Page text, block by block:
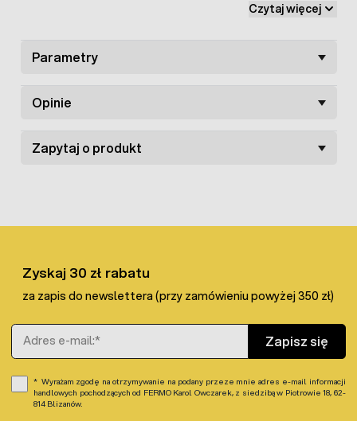
Oferowany napęd paszociągu odpowiedzialny jest za
wzdłużnych. Powinien on zostać zamontowany na
systemu paszowego. Pasza z silosa transportowana jest
w rurze PCV 90 mm, skąd trafia do kolejnych koszy
gdzie zainstalowany jest
. W
Moduł napędowy paszociąguzostał wyposażony także
paszę w linii poprzecznej systemu karmienia. W naszej
ofercie dostępny jest takżesilnik paszociągu 0,55kW do
Czytaj więcej
Parametry
Opinie
Zapytaj o produkt
Zyskaj 30 zł rabatu
za zapis do newslettera (przy zamówieniu powyżej 350 zł)
Adres e-mail
Zapisz się
Wyrażam zgodę na otrzymywanie na podany przeze mnie adres e-mail informacji
handlowych pochodzących od FERMO Karol Owczarek, z siedzibą w Piotrowie 18, 62-
814 Blizanów.